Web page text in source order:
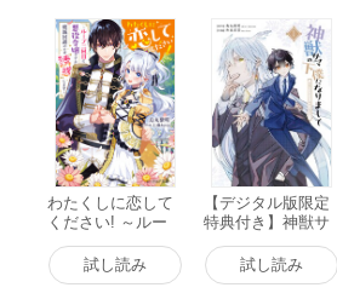
わたくしに恋して
ください! ～ルー
プ二回目の悪役令
嬢ですが破滅回避
のため“誘惑”しま
試し読み
【デジタル版限定
特典付き】神獣サ
マの下僕になりま
して ～就職先はあ
やかし専門不動
試し読み